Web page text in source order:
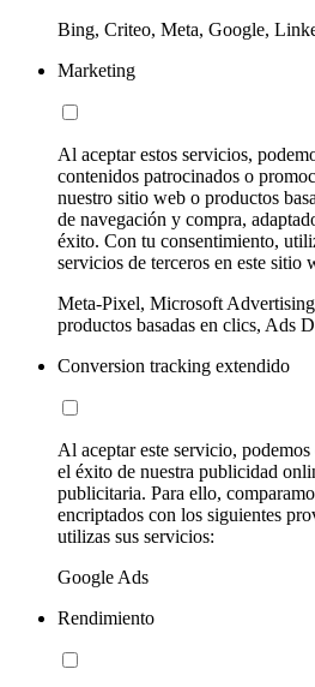
Bing, Criteo, Meta, Google,
Marketing
Al aceptar estos servicios,
contenidos patrocinados o
nuestro sitio web o productos
de navegación y compra,
éxito. Con tu consentimiento,
servicios de terceros en este sitio
Meta-Pixel, Microsoft
productos basadas en clics, Ads
Conversion tracking extendido
Al aceptar este servicio,
el éxito de nuestra publicidad
publicitaria. Para ello,
encriptados con los siguientes
utilizas sus servicios:
Google Ads
Rendimiento